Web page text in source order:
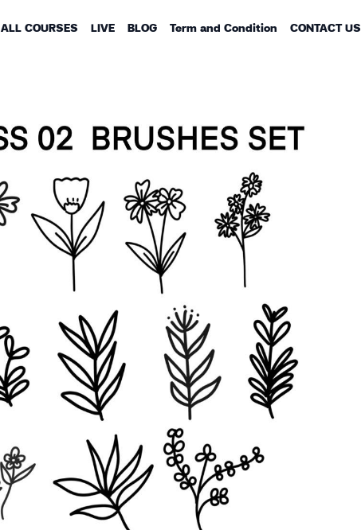
ALL COURSES LIVE BLOG Term and Condition CONTACT US